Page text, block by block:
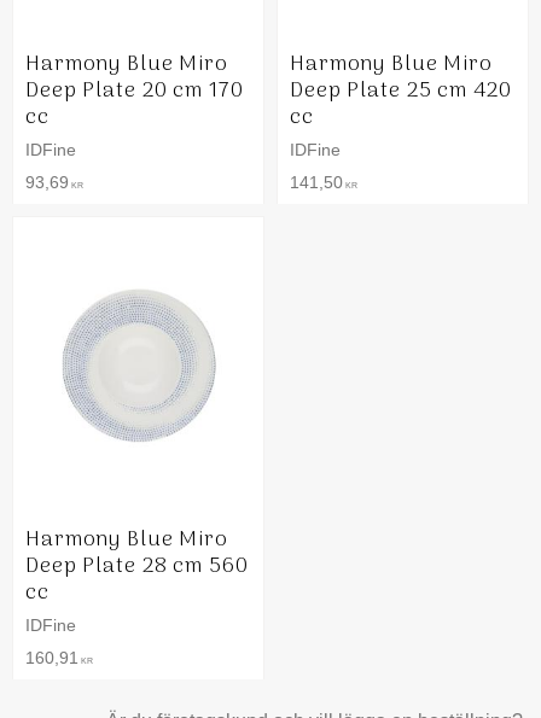
Harmony Blue Miro
Deep Plate 20 cm 170
cc
IDFine
93,69 KR
Harmony Blue Miro
Deep Plate 25 cm 420
cc
IDFine
141,50 KR
Harmony Blue Miro
Deep Plate 28 cm 560
cc
IDFine
160,91
KR